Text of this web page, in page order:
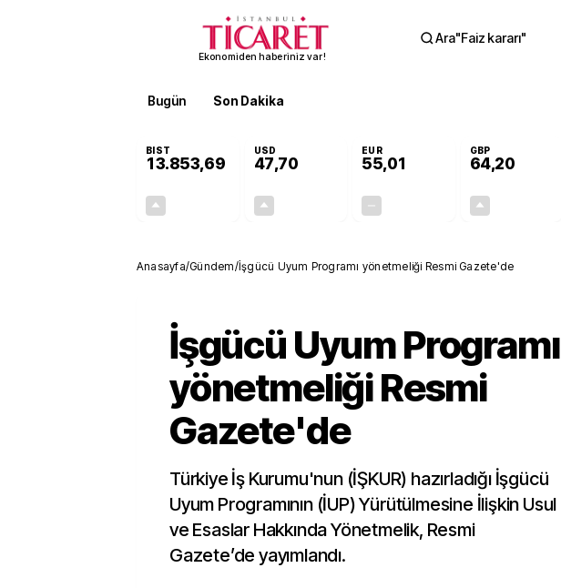
Ekonomiden haberiniz var!
Ara"Faiz kararı"
Bugün Son Dakika
BIST
13.853,69
USD
47,70
EUR
55,01
GBP
64,20
Anasayfa/Gündem/İşgücü Uyum Programı yönetmeliği Resmi Gazete'de
İşgücü Uyum Programı
yönetmeliği Resmi
Gazete'de
Türkiye İş Kurumu'nun (İŞKUR) hazırladığı İşgücü
Uyum Programının (İUP) Yürütülmesine İlişkin Usul
ve Esaslar Hakkında Yönetmelik, Resmi
Gazete’de yayımlandı.